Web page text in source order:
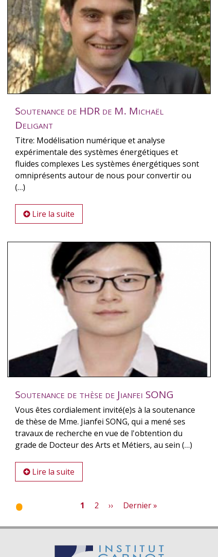
Soutenance de HDR de M. Michaël
Deligant
Titre: Modélisation numérique et analyse
expérimentale des systèmes énergétiques et
fluides complexes Les systèmes énergétiques sont
omniprésents autour de nous pour convertir ou
(…)
Lire la suite
Soutenance de thèse de Jianfei SONG
Vous êtes cordialement invité(e)s à la soutenance
de thèse de Mme. Jianfei SONG, qui a mené ses
travaux de recherche en vue de l'obtention du
grade de Docteur des Arts et Métiers, au sein (…)
Lire la suite
Pagination
Page
1 Page
2
Page
››
Dernière
Dernier »